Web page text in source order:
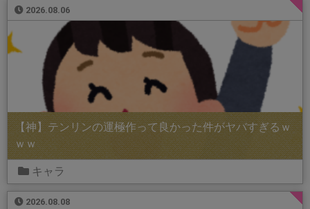
2026.08.06
【神】テンリンの運極作って良かった件がヤバすぎるｗ
ｗｗ
キャラ
2026.08.08